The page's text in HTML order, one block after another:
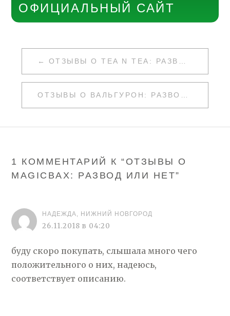
ОФИЦИАЛЬНЫЙ САЙТ
НАВИГАЦИЯ
ПО
ЗАПИСЯМ
ОТЗЫВЫ О TEA N TEA: РАЗВОД ИЛИ НЕТ
1 КОММЕНТАРИЙ К “ ОТЗЫВЫ О
MAGICBAX: РАЗВОД ИЛИ НЕТ”
НАДЕЖДА, НИЖНИЙ НОВГОРОД
26.11.2018 в 04:20
буду скоро покупать, слышала много чего
положительного о них, надеюсь,
соответствует описанию.